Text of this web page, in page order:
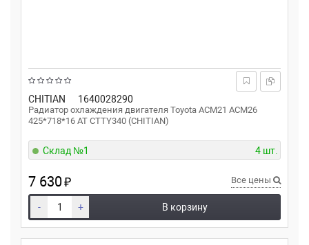
CHITIAN 1640028290
Радиатор охлаждения двигателя Toyota ACM21 ACM26
425*718*16 AT CTTY340 (CHITIAN)
Склад №1 4 шт.
7 630₽ Все цены
- + В корзину